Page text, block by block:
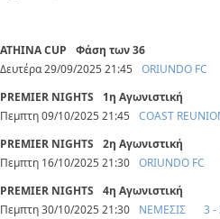
ATHINA CUP
Φάση των 36
Δευτέρα 29/09/2025 21:45 ORIUNDO FC
PREMIER NIGHTS
1η Αγωνιστική
Πεμπτη 09/10/2025 21:45 COAST
PREMIER NIGHTS
2η Αγωνιστική
Πεμπτη 16/10/2025 21:30 ORIUNDO FC
PREMIER NIGHTS
4η Αγωνιστική
Πεμπτη 30/10/2025 21:30
ΝΕΜΕΣΙΣ 3 -